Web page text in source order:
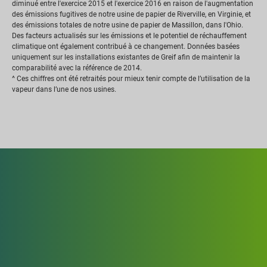
diminué entre l'exercice 2015 et l'exercice 2016 en raison de l'augmentation
des émissions fugitives de notre usine de papier de Riverville, en Virginie, et
des émissions totales de notre usine de papier de Massillon, dans l'Ohio.
Des facteurs actualisés sur les émissions et le potentiel de réchauffement
climatique ont également contribué à ce changement. Données basées
uniquement sur les installations existantes de Greif afin de maintenir la
comparabilité avec la référence de 2014.
^ Ces chiffres ont été retraités pour mieux tenir compte de l’utilisation de la
vapeur dans l’une de nos usines.